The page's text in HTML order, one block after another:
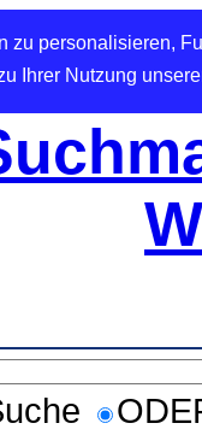
personalisieren,
Ihrer Nutzung